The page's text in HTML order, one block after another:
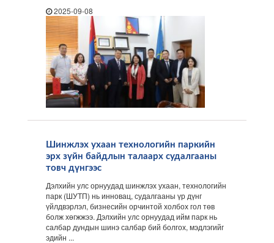
2025-09-08
Шинжлэх ухаан технологийн паркийн
эрх зүйн байдлын талаарх судалгааны
товч дүнгээс
Дэлхийн улс орнуудад шинжлэх ухаан, технологийн
парк (ШУТП) нь инновац, судалгааны үр дүнг
үйлдвэрлэл, бизнесийн орчинтой холбох гол төв
болж хөгжжээ. Дэлхийн улс орнуудад ийм парк нь
салбар дундын шинэ салбар бий болгох, мэдлэгийг
эдийн ...